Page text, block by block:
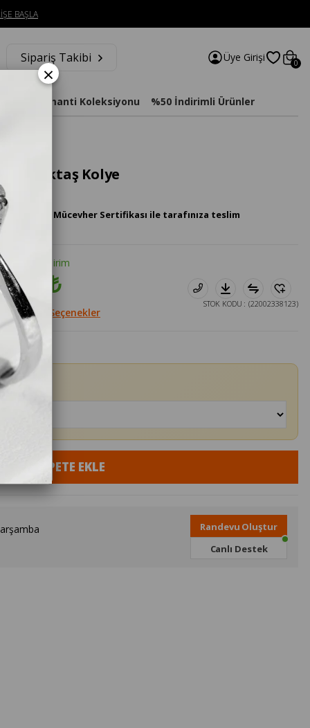
BAŞLA
Sipariş Takibi Üye Girişi 0
Diamanti Koleksiyonu %50 İndirimli Ürünler
Tektaş Kolye
Pırlanta Mücevher Sertifikası ile tarafınıza teslim
%20 İndirim
Diğer Seçenekler
(22002338123)
STOK KODU
Randevu Oluştur
Canlı Destek
×